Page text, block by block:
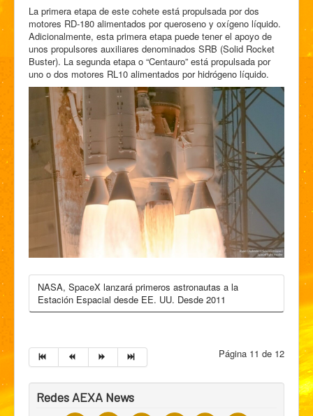
La primera etapa de este cohete está propulsada por dos
motores RD-180 alimentados por queroseno y oxígeno líquido.
Adicionalmente, esta primera etapa puede tener el apoyo de
unos propulsores auxiliares denominados SRB (Solid Rocket
Buster). La segunda etapa o “Centauro” está propulsada por
uno o dos motores RL10 alimentados por hidrógeno líquido.
NASA, SpaceX lanzará primeros astronautas a la
Estación Espacial desde EE. UU. Desde 2011
Página 11 de 12
Redes AEXA News